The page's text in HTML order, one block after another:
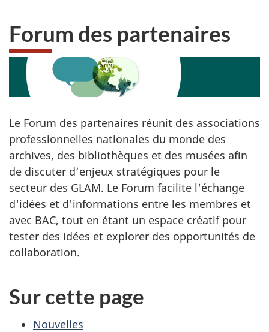
Forum des partenaires
Le Forum des partenaires réunit des associations
professionnelles nationales du monde des
archives, des bibliothèques et des musées afin
de discuter d’enjeux stratégiques pour le
secteur des GLAM. Le Forum facilite l'échange
d'idées et d'informations entre les membres et
avec BAC, tout en étant un espace créatif pour
tester des idées et explorer des opportunités de
collaboration.
Sur cette page
Nouvelles